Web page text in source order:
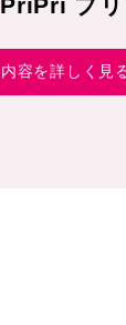
内容を詳しく見